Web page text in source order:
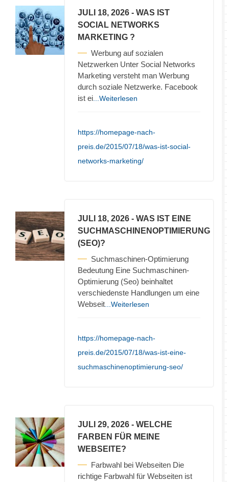
JULI 18, 2026 - WAS IST
SOCIAL NETWORKS
MARKETING ?
Werbung auf sozialen
Netzwerken Unter Social Networks
Marketing versteht man Werbung
durch soziale Netzwerke. Facebook
ist ei ...Weiterlesen
https://homepage-nach-
preis.de/2015/07/18/was-ist-social-
networks-marketing/
JULI 18, 2026 - WAS IST EINE
SUCHMASCHINENOPTIMIERUNG
(SEO)?
Suchmaschinen-Optimierung
Bedeutung Eine Suchmaschinen-
Optimierung (Seo) beinhaltet
verschiedenste Handlungen um eine
Webseit ...Weiterlesen
https://homepage-nach-
preis.de/2015/07/18/was-ist-eine-
suchmaschinenoptimierung-seo/
JULI 29, 2026 - WELCHE
FARBEN FÜR MEINE
WEBSEITE?
Farbwahl bei Webseiten Die
richtige Farbwahl für Webseiten ist